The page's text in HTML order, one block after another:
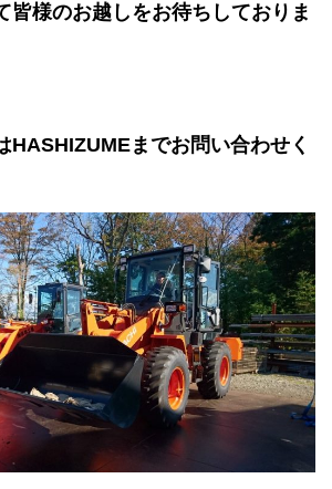
皆様のお越しをお待ちしておりま
HASHIZUMEまでお問い合わせく